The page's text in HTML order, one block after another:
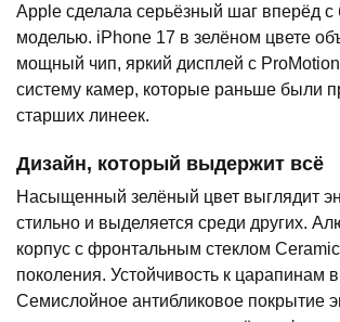
Apple сделала серьёзный шаг вперёд с
моделью. iPhone 17 в зелёном цвете
мощный чип, яркий дисплей с
систему камер, которые раньше были
старших линеек.
Дизайн, который выдержит всё
Насыщенный зелёный цвет выглядит
стильно и выделяется среди других.
корпус с фронтальным стеклом
поколения. Устойчивость к царапинам
Семислойное антибликовое покрытие